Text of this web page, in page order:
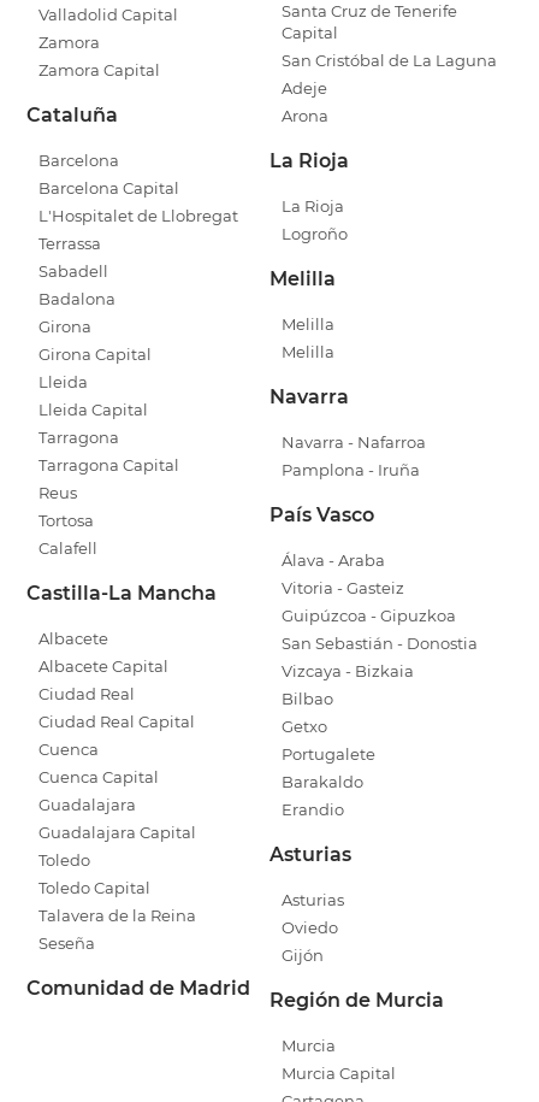
Valladolid Capital
Zamora
Zamora Capital
Cataluña
Barcelona
Barcelona Capital
L'Hospitalet de Llobregat
Terrassa
Sabadell
Badalona
Girona
Girona Capital
Lleida
Lleida Capital
Tarragona
Tarragona Capital
Reus
Tortosa
Calafell
Castilla-La Mancha
Albacete
Albacete Capital
Ciudad Real
Ciudad Real Capital
Cuenca
Cuenca Capital
Guadalajara
Guadalajara Capital
Toledo
Toledo Capital
Talavera de la Reina
Seseña
Comunidad de Madrid
Santa Cruz de Tenerife
Capital
San Cristóbal de La Laguna
Adeje
Arona
La Rioja
La Rioja
Logroño
Melilla
Melilla
Melilla
Navarra
Navarra - Nafarroa
Pamplona - Iruña
País Vasco
Álava - Araba
Vitoria - Gasteiz
Guipúzcoa - Gipuzkoa
San Sebastián - Donostia
Vizcaya - Bizkaia
Bilbao
Getxo
Portugalete
Barakaldo
Erandio
Asturias
Asturias
Oviedo
Gijón
Región de Murcia
Murcia
Murcia Capital